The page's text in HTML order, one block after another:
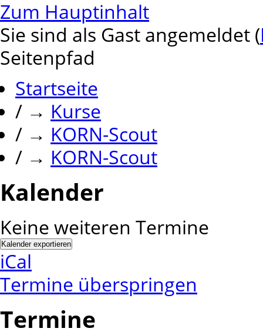
Zum Hauptinhalt
Sie sind als Gast angemeldet (
Seitenpfad
Startseite
/ → Kurse
/ → KORN-Scout
/ → KORN-Scout
Kalender
Keine weiteren Termine
iCal
Termine überspringen
Termine